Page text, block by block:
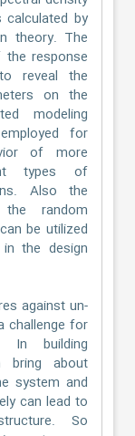
by
theory. The
the response
reveal the
on the
modeling
for
of more
types of
Also the
random
be utilized
the design
against un-
challenge for
In building
bring about
system and
can lead to
So